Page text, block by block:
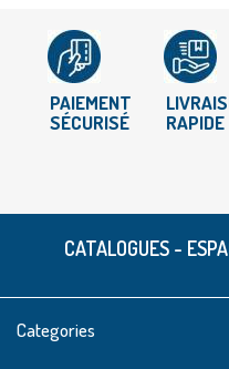
PAIEMENT
SÉCURISÉ
RAPIDE
CATALOGUES -
Categories